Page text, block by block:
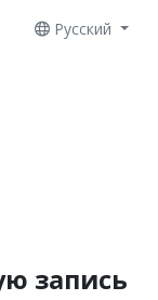
Русский
запись